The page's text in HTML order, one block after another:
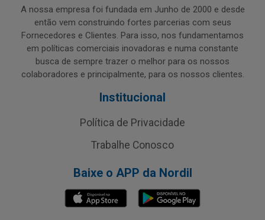
A nossa empresa foi fundada em Junho de 2000 e desde
então vem construindo fortes parcerias com seus
Fornecedores e Clientes. Para isso, nos fundamentamos
em políticas comerciais inovadoras e numa constante
busca de sempre trazer o melhor para os nossos
colaboradores e principalmente, para os nossos clientes.
Institucional
Política de Privacidade
Trabalhe Conosco
Baixe o APP da Nordil